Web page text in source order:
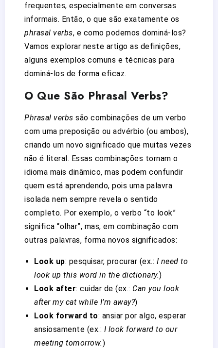
frequentes, especialmente em conversas
informais. Então, o que são exatamente os
phrasal verbs, e como podemos dominá-los?
Vamos explorar neste artigo as definições,
alguns exemplos comuns e técnicas para
dominá-los de forma eficaz.
O Que São Phrasal Verbs?
Phrasal verbs são combinações de um verbo
com uma preposição ou advérbio (ou ambos),
criando um novo significado que muitas vezes
não é literal. Essas combinações tornam o
idioma mais dinâmico, mas podem confundir
quem está aprendendo, pois uma palavra
isolada nem sempre revela o sentido
completo. Por exemplo, o verbo “to look”
significa “olhar”, mas, em combinação com
outras palavras, forma novos significados:
Look up: pesquisar, procurar (ex.: I need to
look up this word in the dictionary.)
Look after: cuidar de (ex.: Can you look
after my cat while I’m away?)
Look forward to: ansiar por algo, esperar
ansiosamente (ex.: I look forward to our
meeting tomorrow.)